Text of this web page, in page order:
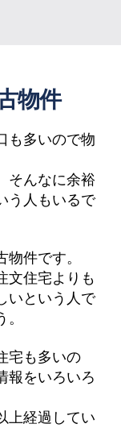
物件
も多いので物
そんなに余裕
う人もいるで
件です。
文住宅よりも
いという人で
宅も多いの
報をいろいろ
上経過してい